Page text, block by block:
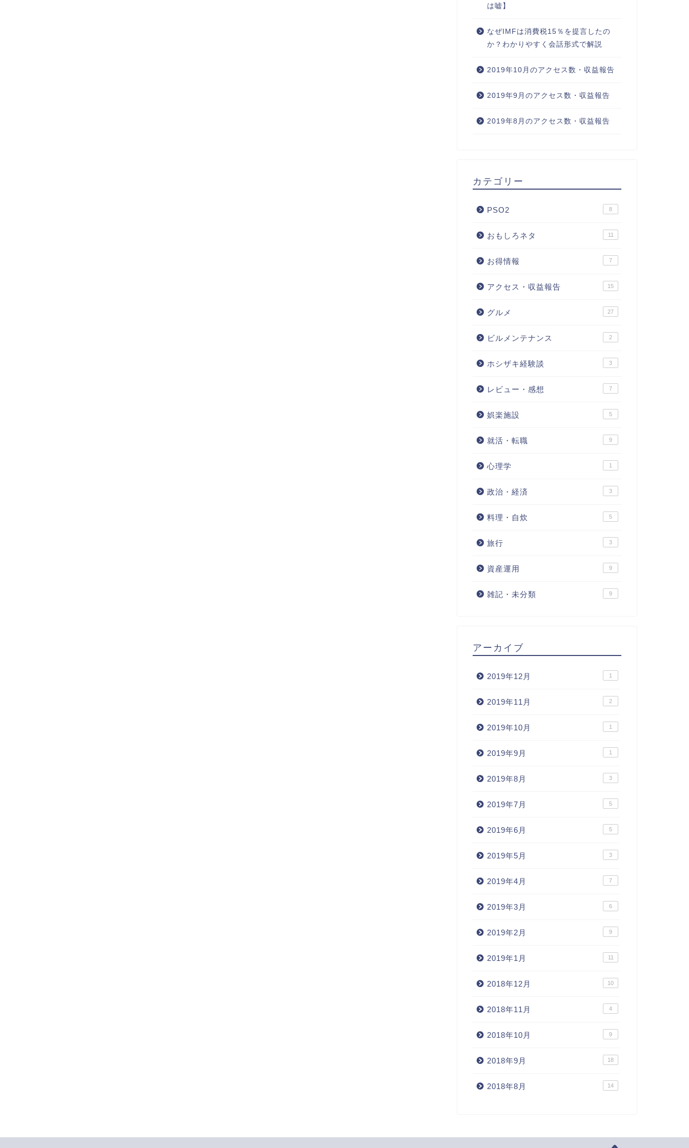
は嘘】
なぜIMFは消費税15％を提言したの
か？わかりやすく会話形式で解説
2019年10月のアクセス数・収益報告
2019年9月のアクセス数・収益報告
2019年8月のアクセス数・収益報告
カテゴリー
PSO2 8
おもしろネタ 11
お得情報 7
アクセス・収益報告 15
グルメ 27
ビルメンテナンス 2
ホシザキ経験談 3
レビュー・感想 7
娯楽施設 5
就活・転職 9
心理学 1
政治・経済 3
料理・自炊 5
旅行 3
資産運用 9
雑記・未分類 9
アーカイブ
2019年12月 1
2019年11月 2
2019年10月 1
2019年9月 1
2019年8月 3
2019年7月 5
2019年6月 5
2019年5月 3
2019年4月 7
2019年3月 6
2019年2月 9
2019年1月 11
2018年12月 10
2018年11月 4
2018年10月 9
2018年9月 18
2018年8月 14